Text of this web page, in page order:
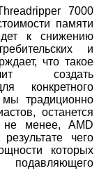
7000
памяти
к снижению
и
что такое
создать
конкретного
традиционно
останется
не менее, AMD
чего
которых